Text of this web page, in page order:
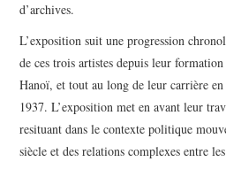
d’archives.
L’exposition suit une progression
de ces trois artistes depuis leur
Hanoï, et tout au long de leur carrière
1937. L’exposition met en avant leur
resituant dans le contexte politique
siècle et des relations complexes entre